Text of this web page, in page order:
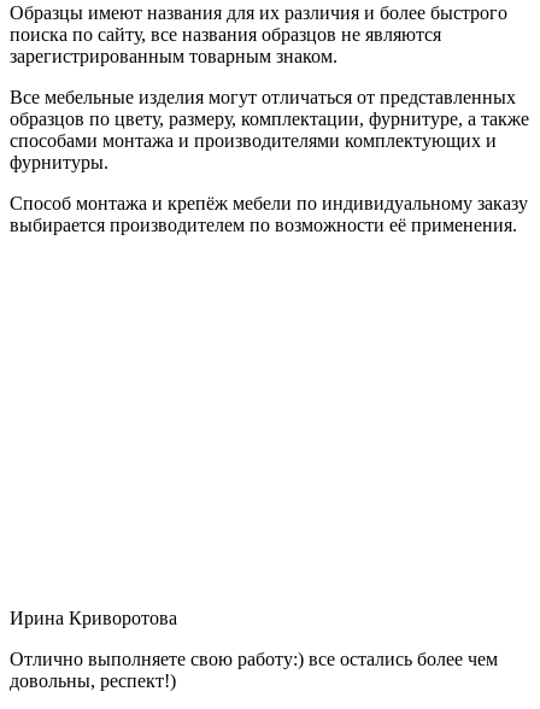
Образцы имеют названия для их различия и более быстрого
поиска по сайту, все названия образцов не являются
зарегистрированным товарным знаком.
Все мебельные изделия могут отличаться от представленных
образцов по цвету, размеру, комплектации, фурнитуре, а также
способами монтажа и производителями комплектующих и
фурнитуры.
Способ монтажа и крепёж мебели по индивидуальному заказу
выбирается производителем по возможности её применения.
Ирина Криворотова
Отлично выполняете свою работу:) все остались более чем
довольны, респект!)